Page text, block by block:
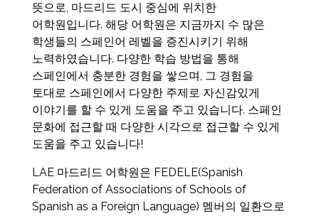
뜻으로, 마드리드 도시 중심에 위치한
어학원입니다. 해당 어학원은 지금까지 수 많은
학생들의 스페인어 레벨을 증진시키기 위해
노력하였습니다. 다양한 학습 방법을 통해
스페인에서 충분한 경험을 쌓으며, 그 경험을
토대로 스페인에서 다양한 주제로 자신감있게
이야기를 할 수 있게 도움을 주고 있습니다. 스페인
문화에 접근할 때 다양한 시각으로 접근할 수 있게
도움을 주고 있습니다!
LAE 마드리드 어학원은 FEDELE(Spanish
Federation of Associations of Schools of
Spanish as a Foreign Language) 멤버의 일환으로